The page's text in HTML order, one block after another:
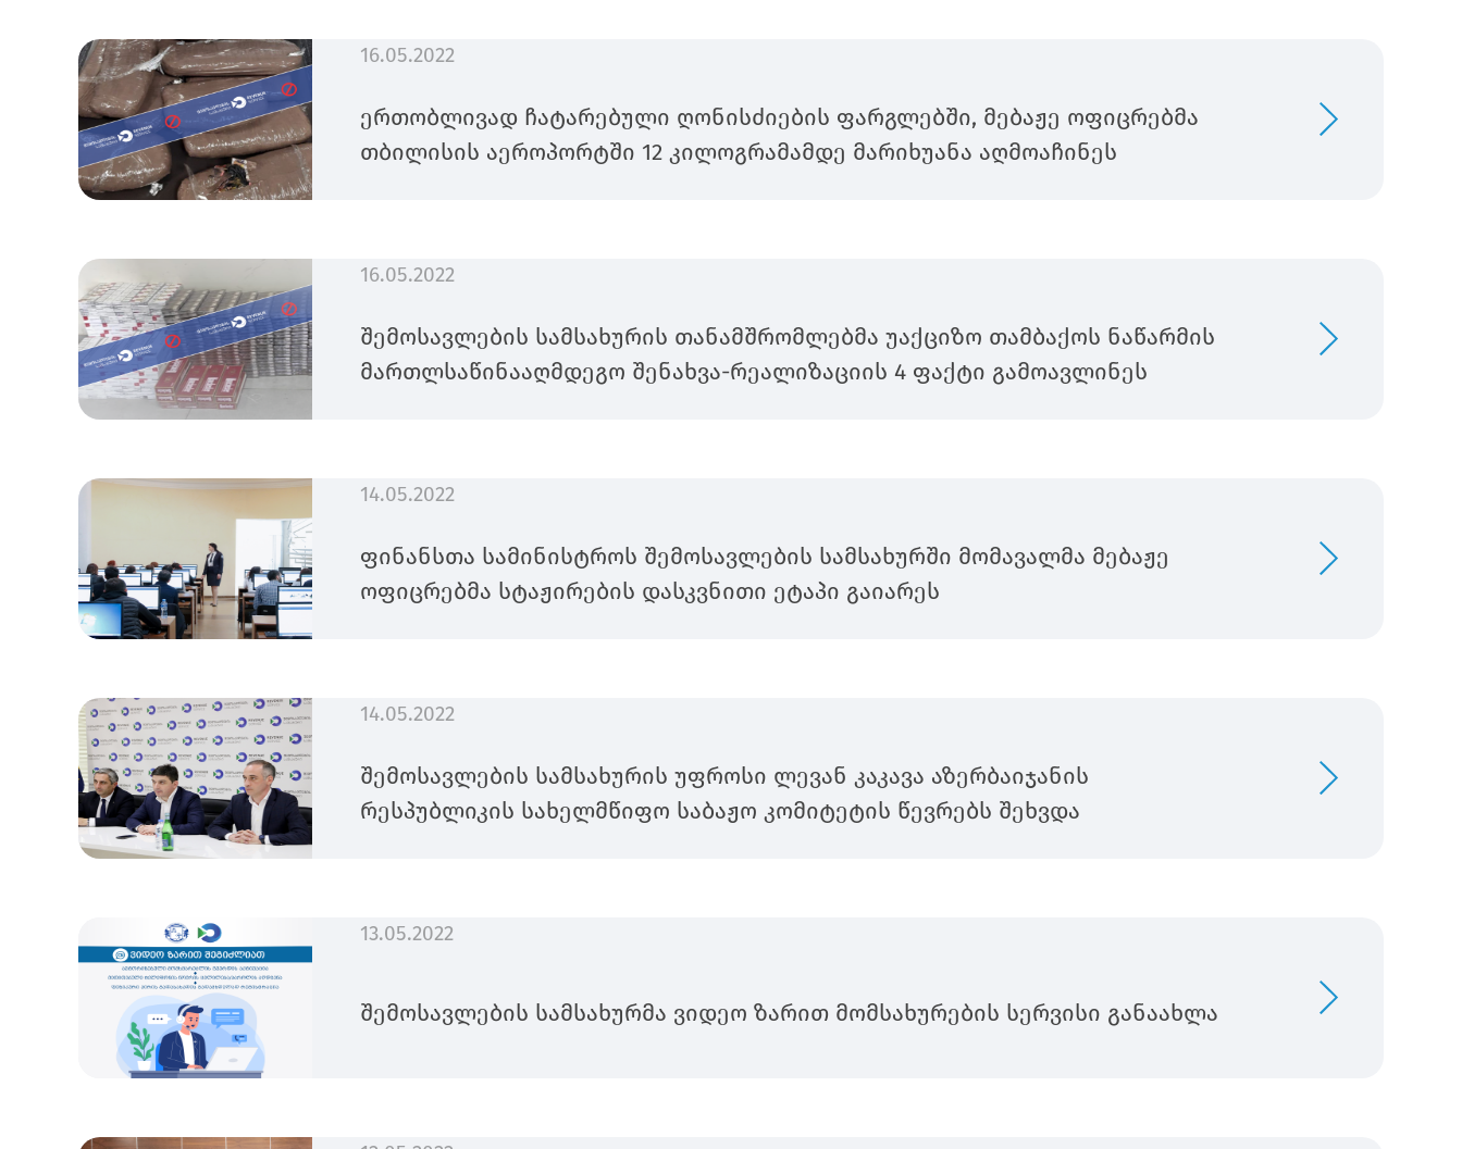
16.05.2022
ერთობლივად ჩატარებული ღონისძიების ფარგლებში, მებაჟე ოფიცრებმა
თბილისის აეროპორტში 12 კილოგრამამდე მარიხუანა აღმოაჩინეს
16.05.2022
შემოსავლების სამსახურის თანამშრომლებმა უაქციზო თამბაქოს ნაწარმის
მართლსაწინააღმდეგო შენახვა-რეალიზაციის 4 ფაქტი გამოავლინეს
14.05.2022
ფინანსთა სამინისტროს შემოსავლების სამსახურში მომავალმა მებაჟე
ოფიცრებმა სტაჟირების დასკვნითი ეტაპი გაიარეს
14.05.2022
შემოსავლების სამსახურის უფროსი ლევან კაკავა აზერბაიჯანის
რესპუბლიკის სახელმწიფო საბაჟო კომიტეტის წევრებს შეხვდა
13.05.2022
შემოსავლების სამსახურმა ვიდეო ზარით მომსახურების სერვისი განაახლა